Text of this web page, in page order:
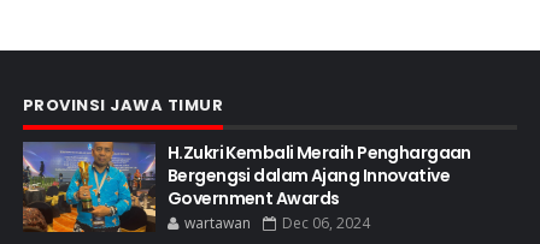
PROVINSI JAWA TIMUR
H.Zukri Kembali Meraih Penghargaan
Bergengsi dalam Ajang Innovative
Government Awards
wartawan Dec 06, 2024